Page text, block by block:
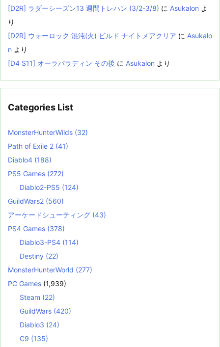
[D2R] ラダーシーズン13 週間トレハン (3/2-3/8) に Asukalon よ
り
[D2R] ウォーロック 混沌(火) ビルド ナイトメアクリア に Asukalo
n より
[D4 S11] オーラパラディン その後 に Asukalon より
Categories List
MonsterHunterWilds (32)
Path of Exile 2 (41)
Diablo4 (188)
PS5 Games (272)
Diablo2-PS5 (124)
GuildWars2 (560)
アーケードシューティング (43)
PS4 Games (378)
Diablo3-PS4 (114)
Destiny (22)
MonsterHunterWorld (277)
PC Games (1,939)
Steam (22)
GuildWars (420)
Diablo3 (24)
C9 (135)